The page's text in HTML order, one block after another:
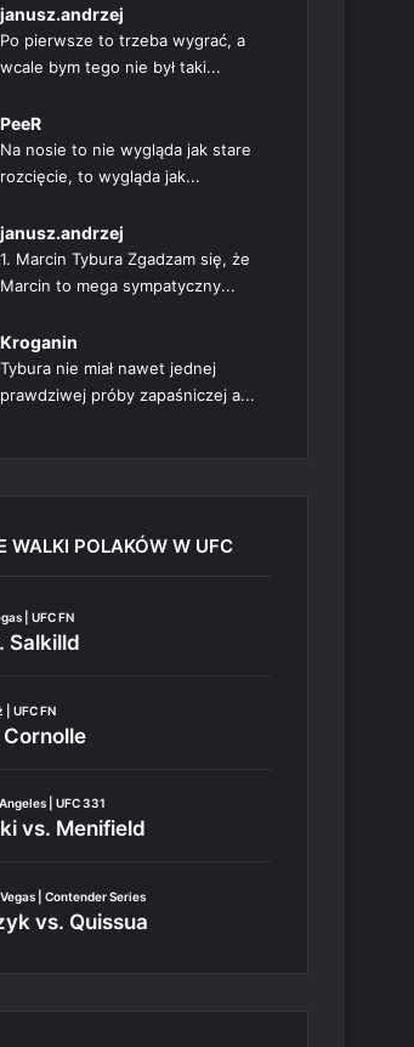
janusz.andrzej
Po pierwsze to trzeba wygrać, a
wcale bym tego nie był taki...
PeeR
Na nosie to nie wygląda jak stare
rozcięcie, to wygląda jak...
janusz.andrzej
1. Marcin Tybura Zgadzam się, że
Marcin to mega sympatyczny...
Kroganin
Tybura nie miał nawet jednej
prawdziwej próby zapaśniczej a...
WALKI POLAKÓW W UFC
| UFC FN
Salkilld
UFC FN
Cornolle
| UFC 331
vs. Menifield
| Contender Series
vs. Quissua